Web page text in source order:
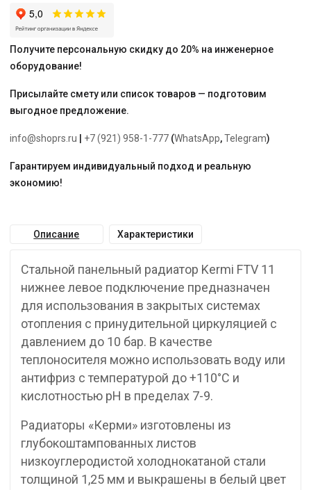
Получите персональную скидку до 20% на инженерное
оборудование!
Присылайте смету или список товаров — подготовим
выгодное предложение.
info@shoprs.ru +7 (921) 958-1-777 (WhatsApp,Telegram)
Гарантируем индивидуальный подход и реальную
экономию!
Описание Характеристики
Стальной панельный радиатор Kermi FTV 11
нижнее левое подключение предназначен
для использования в закрытых системах
отопления с принудительной циркуляцией с
давлением до 10 бар. В качестве
теплоносителя можно использовать воду или
антифриз с температурой до +110°C и
кислотностью pH в пределах 7-9.
Радиаторы «Керми» изготовлены из
глубокоштампованных листов
низкоуглеродистой холоднокатаной стали
толщиной 1,25 мм и выкрашены в белый цвет